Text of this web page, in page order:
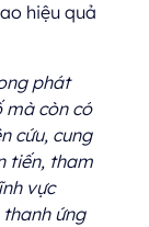
hiệu quả
phát
mà còn có
cứu, cung
tiến, tham
vực
ứng